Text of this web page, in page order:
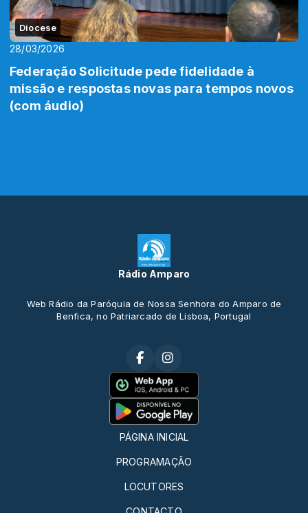
Diocese
28/03/2026
Federação Solicitude pede fidelidade à
missão e respostas novas para tempos novos
(com áudio)
Rádio Amparo
Web Rádio da Paróquia de Nossa Senhora do Amparo de
Benfica, no Patriarcado de Lisboa, Portugal
PÁGINA INICIAL
PROGRAMAÇÃO
LOCUTORES